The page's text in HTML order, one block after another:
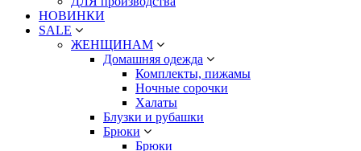
НОВИНКИ
SALE
ЖЕНЩИНАМ
Домашняя одежда
Комплекты, пижамы
Ночные сорочки
Халаты
Блузки и рубашки
Брюки
Брюки